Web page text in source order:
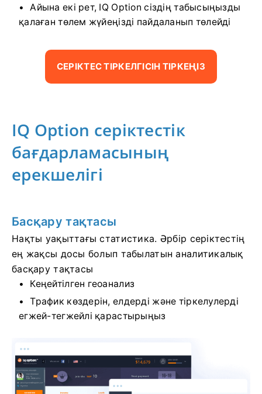
Айына екі рет, IQ Option сіздің табысыңызды
қалаған төлем жүйеңізді пайдаланып төлейді
СЕРІКТЕС ТІРКЕЛГІСІН ТІРКЕҢІЗ
IQ Option серіктестік
бағдарламасының
ерекшелігі
Басқару тақтасы
Нақты уақыттағы статистика. Әрбір серіктестің
ең жақсы досы болып табылатын аналитикалық
басқару тақтасы
Кеңейтілген геоанализ
Трафик көздерін, елдерді және тіркелулерді
егжей-тегжейлі қарастырыңыз